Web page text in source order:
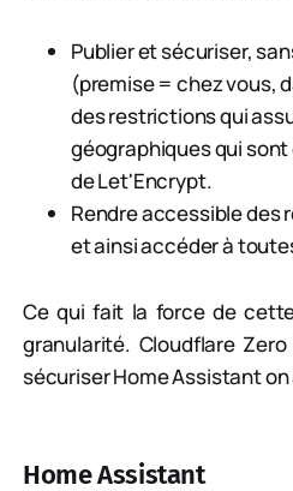
Publier et sécuriser,
(premise = chez vous,
des restrictions qui
géographiques qui
de Let'Encrypt.
Rendre accessible des
et ainsi accéder à
Ce qui fait la force de
granularité. Cloudflare
sécuriser Home Assistant
Home Assistant